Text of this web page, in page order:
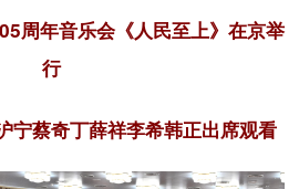
周年音乐会《人民至上》在京举
行
宁蔡奇丁薛祥李希韩正出席观看